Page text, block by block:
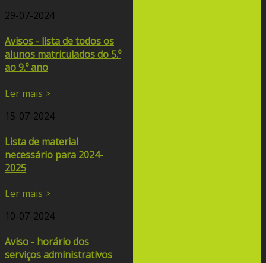
29-07-2024
Avisos - lista de todos os
alunos matriculados do 5.º
ao 9.º ano
Ler mais >
15-07-2024
Lista de material
necessário para 2024-
2025
Ler mais >
10-07-2024
Aviso - horário dos
serviços administrativos